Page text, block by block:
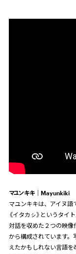
マユンキキ｜Mayunkiki
マユンキキは、アイヌ語
《イタカㇱ》というタイ
対話を収めた２つの映像
から構成されています。
えたかもしれない言語